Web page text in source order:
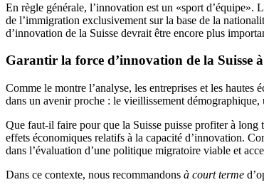
En règle générale, l’innovation est un «sport d’équipe».
de l’immigration exclusivement sur la base de la
d’innovation de la Suisse devrait être encore plus
Garantir la force d’innovation de la Suisse
Comme le montre l’analyse, les entreprises et les
dans un avenir proche : le vieillissement
Que faut-il faire pour que la Suisse puisse profiter à long
effets économiques relatifs à la capacité d’innovation.
dans l’évaluation d’une politique migratoire viable et
Dans ce contexte, nous recommandons à court terme